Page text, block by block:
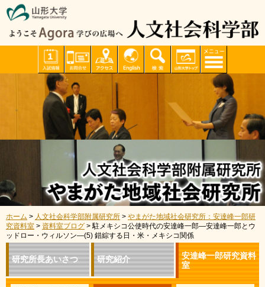
ホーム > 人文社会科学部附属研究所 > やまがた地域社会研究所：安達峰一郎研
究資料室 > 資料室ブログ > 駐メキシコ公使時代の安達峰一郎―安達峰一郎とウ
ッドロー・ウィルソン―(5) 錯綜する日・米・メキシコ関係
研究所長あいさつ 研究紹介
安達峰一郎研究資料
室